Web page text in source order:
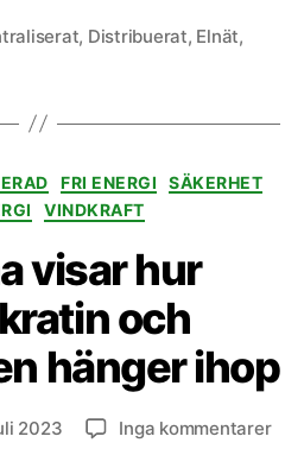
, Distribuerat, Elnät,
Kategorier
FRI ENERGI
SÄKERHET
VINDKRAFT
visar hur
och
hänger ihop
2023 Inga kommentarertill